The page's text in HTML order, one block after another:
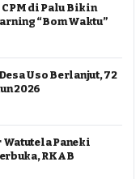
CPM di Palu Bikin
“Bom Waktu”
Uso Berlanjut, 72
2026
Paneki
RKAB